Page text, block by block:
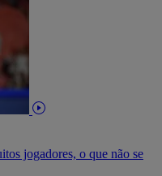
jogadores, o que não se